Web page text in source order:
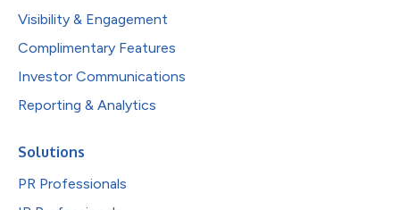
Visibility & Engagement
Complimentary Features
Investor Communications
Reporting & Analytics
Solutions
PR Professionals